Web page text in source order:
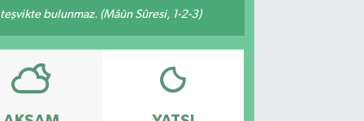
bulunmaz. (Mâûn Sûresi, 1-2-3)